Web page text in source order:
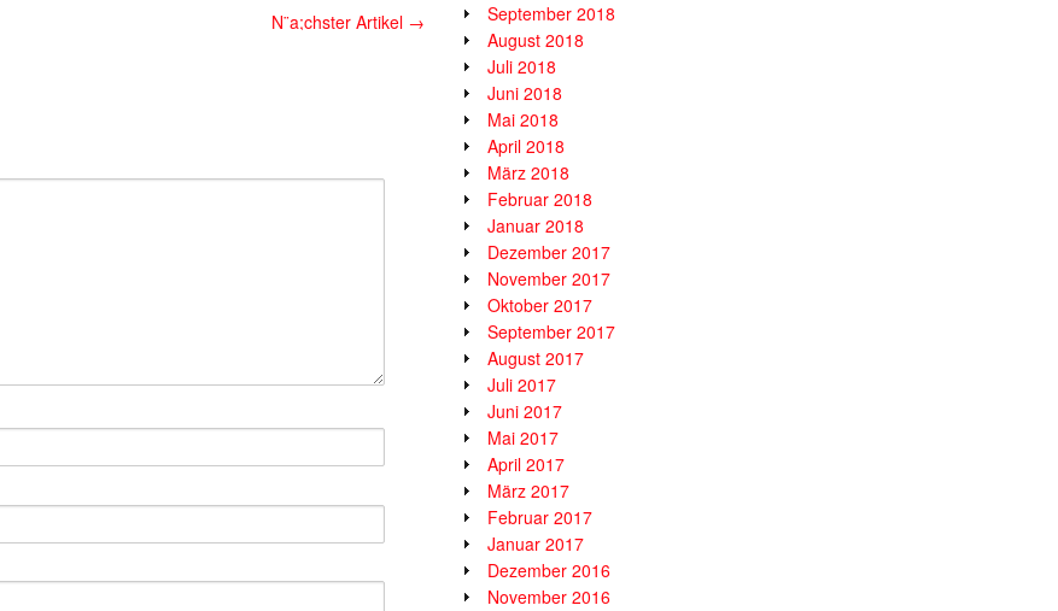
N¨a;chster Artikel →
September 2018
August 2018
Juli 2018
Juni 2018
Mai 2018
April 2018
März 2018
Februar 2018
Januar 2018
Dezember 2017
November 2017
Oktober 2017
September 2017
August 2017
Juli 2017
Juni 2017
Mai 2017
April 2017
März 2017
Februar 2017
Januar 2017
Dezember 2016
November 2016